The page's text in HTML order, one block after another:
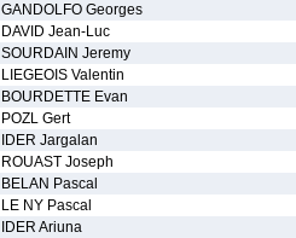
GANDOLFO Georges
DAVID Jean-Luc
SOURDAIN Jeremy
LIEGEOIS Valentin
BOURDETTE Evan
POZL Gert
IDER Jargalan
ROUAST Joseph
BELAN Pascal
LE NY Pascal
IDER Ariuna